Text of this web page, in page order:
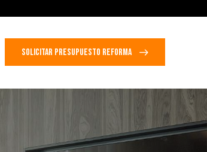
SOLICITAR PRESUPUESTO REFORMA